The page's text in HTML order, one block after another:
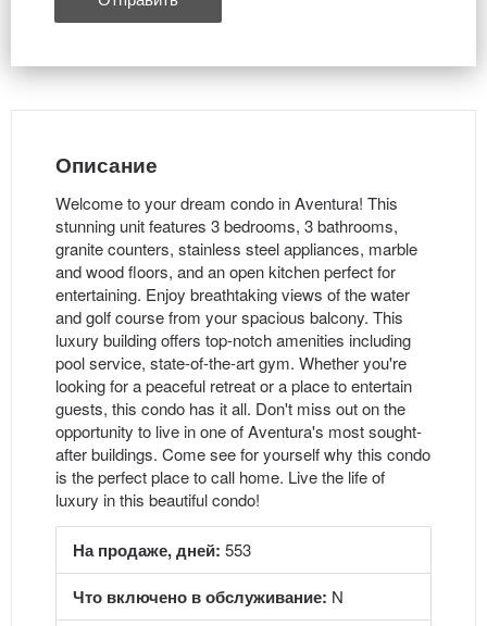
Описание
Welcome to your dream condo in Aventura! This
stunning unit features 3 bedrooms, 3 bathrooms,
granite counters, stainless steel appliances, marble
and wood floors, and an open kitchen perfect for
entertaining. Enjoy breathtaking views of the water
and golf course from your spacious balcony. This
luxury building offers top-notch amenities including
pool service, state-of-the-art gym. Whether you're
looking for a peaceful retreat or a place to entertain
guests, this condo has it all. Don't miss out on the
opportunity to live in one of Aventura's most sought-
after buildings. Come see for yourself why this condo
is the perfect place to call home. Live the life of
luxury in this beautiful condo!
На продаже, дней: 553
Что включено в обслуживание: N